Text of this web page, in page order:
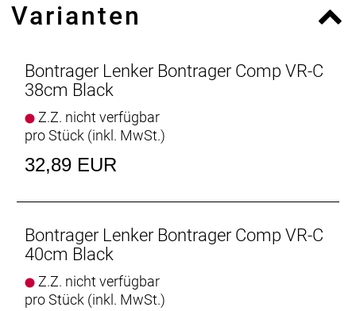
Varianten
Bontrager Lenker Bontrager Comp VR-C
38cm Black
Z.Z. nicht verfügbar
pro Stück (inkl. MwSt.)
32,89 EUR
Bontrager Lenker Bontrager Comp VR-C
40cm Black
Z.Z. nicht verfügbar
pro Stück (inkl. MwSt.)